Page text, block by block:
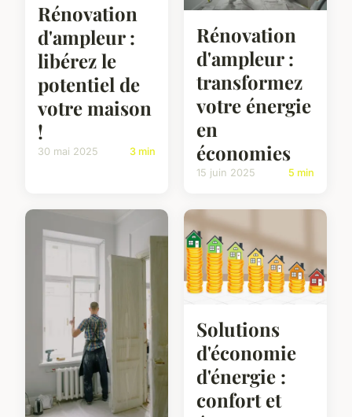
Rénovation
d'ampleur :
libérez le
potentiel de
votre maison
!
30 mai 2025 3 min
Rénovation
d'ampleur :
transformez
votre énergie
en
économies
15 juin 2025 5 min
Solutions
d'économie
d'énergie :
confort et